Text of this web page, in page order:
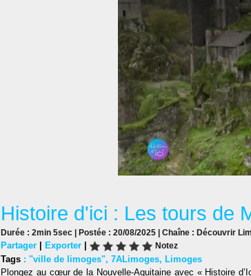
Histoire d'ici : Les tours de
Durée : 2min 5sec | Postée : 20/08/2025 | Chaîne : Découvrir
Partager | Exporter | Notez
Tags : "ville de limoges", 7ALimoges, Limoges
Plongez au cœur de la Nouvelle-Aquitaine avec « Histoire